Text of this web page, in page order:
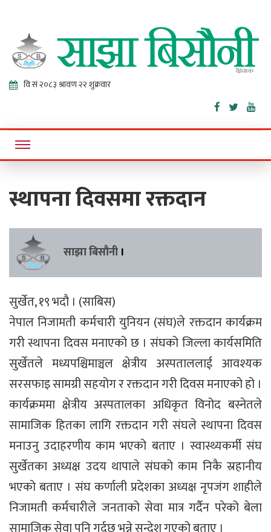
Sajha
Bisaunee
Online News Portal
स्थापना दिवसमा रक्तदान
साझा बिसौनी ।
सुर्खेत, १९ भदौ । (साबिस)
नेपाल निजामती कर्मचारी युनियन (संघ)ले रक्तदान कार्यक्रम
गरी स्थापना दिवस मनाएको छ । संघको जिल्ला कार्यसमिति
सुर्खेतले मध्यपश्चिमाञ्चल क्षेत्रीय अस्पताललाई आवश्यक
सरसफाइ सामग्री सहयोग र रक्तदान गरी दिवस मनाएको हो ।
कार्यक्रममा क्षेत्रीय अस्पतालका अधिकृत विनोद बस्नेतले
सामाजिक हितका लागि रक्तदान गरी संघले स्थापना दिवस
मनाउनु उदाहरणीय काम भएको बताए । स्वास्थ्यकर्मी संघ
सुर्खेतका अध्यक्ष उदय थापाले संघको काम निकै स्रहानीय
भएको बताए । संघ कर्णाली प्रदेशका अध्यक्ष नृपजंग शाहीले
निजामती कर्मचारीले जनताको सेवा मात्र गर्दैन परेको बेला